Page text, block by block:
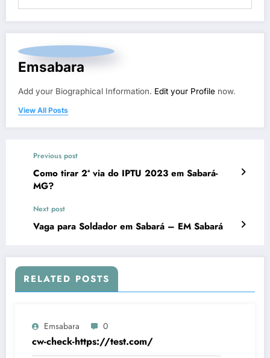
Emsabara
Add your Biographical Information. Edit your Profile now.
View All Posts
Previous post
Como tirar 2ª via do IPTU 2023 em Sabará-
MG?
Next post
Vaga para Soldador em Sabará – EM Sabará
RELATED POSTS
Emsabara 0
cw-check-https://test.com/